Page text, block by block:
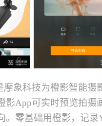
摩象科技为橙影智能摄
影App可实时预览拍摄
。零基础用橙影，记录